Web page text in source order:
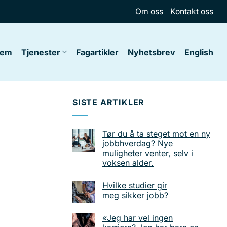
Om oss Kontakt oss
Tjenester Fagartikler Nyhetsbrev English
SISTE ARTIKLER
Tør du å ta steget mot en ny
jobbhverdag? Nye
muligheter venter, selv i
voksen alder.
Hvilke studier gir
meg sikker jobb?
«Jeg har vel ingen